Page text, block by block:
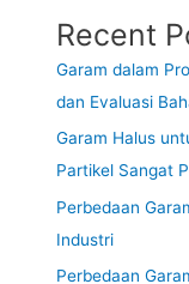
Recent
Garam dalam
dan Evaluasi
Garam Halus
Partikel Sangat
Perbedaan
Industri
Perbedaan